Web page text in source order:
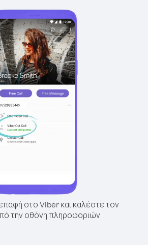
στο Viber και καλέστε τον
την οθόνη πληροφοριών